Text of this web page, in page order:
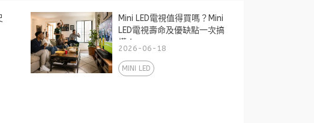
Mini LED電視值得買嗎？Mini
LED電視壽命及優缺點一次搞
懂！
2026-06-18
MINI LED